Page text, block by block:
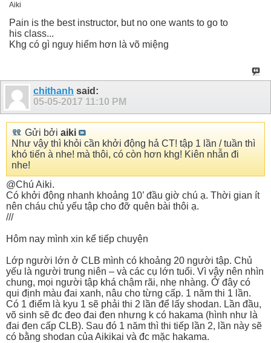
Aiki
Pain is the best instructor, but no one wants to go to
his class...
Khg có gì nguy hiểm hơn là võ miệng
chithanh said:
05-05-2017 11:10 PM
Gửi bởi aiki
Như vậy thì khỏi cần khởi động hả CT! tập 1 lần / tuần thì
khó tiến à nhe! mà thôi, có còn hơn khg! Kiên nhẫn đi
nhe!
@Chú Aiki.
Có khởi động nhanh khoảng 10’ đầu giờ chú ạ. Thời gian ít
nên cháu chủ yếu tập cho đỡ quên bài thôi ạ.
///
Hôm nay mình xin kể tiếp chuyện
Lớp người lớn ở CLB mình có khoảng 20 người tập. Chủ
yếu là người trung niên – và các cụ lớn tuổi. Vì vậy nên nhìn
chung, mọi người tập khá chậm rãi, nhẹ nhàng. Ở đây có
qui định màu đai xanh, nâu cho từng cấp. 1 năm thi 1 lần.
Có 1 điểm là kyu 1 sẽ phải thi 2 lần để lấy shodan. Lần đầu,
võ sinh sẽ đc đeo đai đen nhưng k có hakama (hình như là
đai đen cấp CLB). Sau đó 1 năm thì thi tiếp lần 2, lần này sẽ
có bằng shodan của Aikikai và đc mặc hakama.